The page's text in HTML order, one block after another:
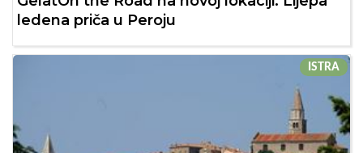
ledena priča u Peroju
ISTRA